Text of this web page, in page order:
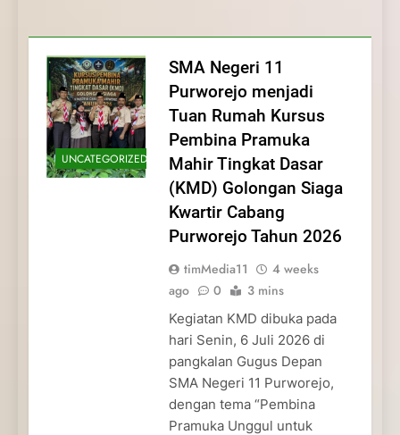
dan Pengabdian Generasi
Pramuka
Pramuka
Kepedulian
UNCATEGORIZED
SMA Negeri 11
Purworejo menjadi
Tuan Rumah Kursus
Pembina Pramuka
Mahir Tingkat Dasar
(KMD) Golongan Siaga
Kwartir Cabang
Purworejo Tahun 2026
timMedia11
4 weeks
ago
0 3 mins
Kegiatan KMD dibuka pada
hari Senin, 6 Juli 2026 di
pangkalan Gugus Depan
SMA Negeri 11 Purworejo,
dengan tema “Pembina
Pramuka Unggul untuk